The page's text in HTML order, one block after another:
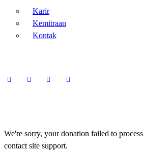
Karir
Kemitraan
Kontak
We're sorry, your donation failed to
contact site support.